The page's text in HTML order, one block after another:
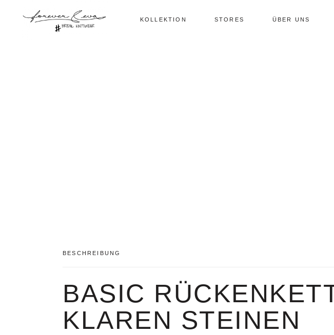
KOLLEKTION STORES ÜBER UNS
BESCHREIBUNG
BASIC
KLAREN STEINEN